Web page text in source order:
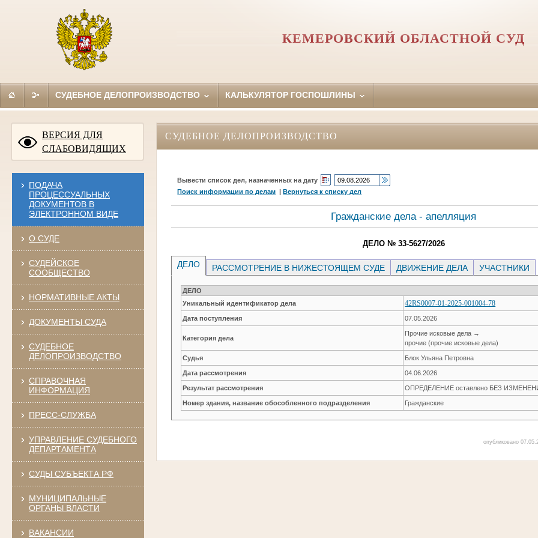
КЕМЕРОВСКИЙ ОБЛАСТНОЙ СУД
СУДЕБНОЕ ДЕЛОПРОИЗВОДСТВО КАЛЬКУЛЯТОР ГОСПОШЛИНЫ
ВЕРСИЯ ДЛЯ
СЛАБОВИДЯЩИХ
ПОДАЧА
ПРОЦЕССУАЛЬНЫХ
ДОКУМЕНТОВ В
ЭЛЕКТРОННОМ ВИДЕ
О СУДЕ
СУДЕЙСКОЕ
СООБЩЕСТВО
НОРМАТИВНЫЕ АКТЫ
ДОКУМЕНТЫ СУДА
СУДЕБНОЕ
ДЕЛОПРОИЗВОДСТВО
СПРАВОЧНАЯ
ИНФОРМАЦИЯ
ПРЕСС-СЛУЖБА
УПРАВЛЕНИЕ СУДЕБНОГО
ДЕПАРТАМЕНТА
СУДЫ СУБЪЕКТА РФ
МУНИЦИПАЛЬНЫЕ
ОРГАНЫ ВЛАСТИ
ВАКАНСИИ
СУДЕБНОЕ ДЕЛОПРОИЗВОДСТВО
Вывести список дел, назначенных на дату
Поиск информации по делам |Вернуться к списку дел
Гражданские дела - апелляция
ДЕЛО № 33-5627/2026
ДЕЛО РАССМОТРЕНИЕ В НИЖЕСТОЯЩЕМ СУДЕ ДВИЖЕНИЕ ДЕЛА УЧАСТНИКИ
ДЕЛО
Уникальный идентификатор дела
42RS0007-01-2025-001004-78
Дата поступления 07.05.2026
Категория дела
Прочие исковые дела →
прочие (прочие исковые дела)
Судья Блок Ульяна Петровна
Дата рассмотрения 04.06.2026
Результат рассмотрения ОПРЕДЕЛЕНИЕ оставлено БЕЗ
Номер здания, название обособленного подразделения Гражданские
опубликовано